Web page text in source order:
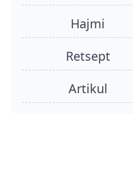
hajmi
retsept
Artikul